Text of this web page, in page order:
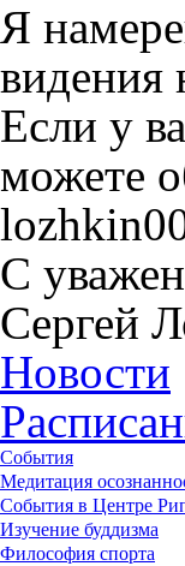
Я
видения
Если у
можете
С
Сергей
Новости
События
Медитация
События в Центре
Изучение буддизма
Философия спорта